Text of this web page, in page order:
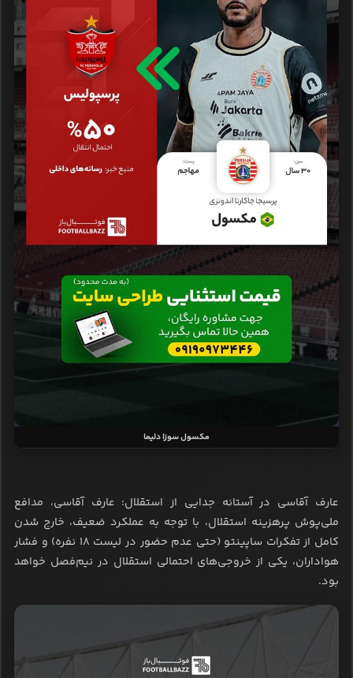
مکسول سوزا دلیما
عارف آقاسی در آستانه جدایی از استقلال: عارف آقاسی، مدافع
ملی‌پوش پرهزینه استقلال، با توجه به عملکرد ضعیف، خارج شدن
کامل از تفکرات ساپینتو (حتی عدم حضور در لیست ۱۸ نفره) و فشار
هواداران، یکی از خروجی‌های احتمالی استقلال در نیم‌فصل خواهد
بود.